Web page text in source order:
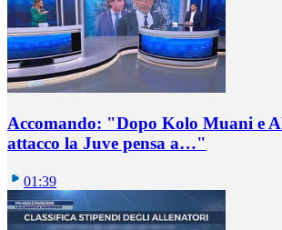
Accomando: "Dopo Kolo Muani e
attacco la Juve pensa a…"
01:39